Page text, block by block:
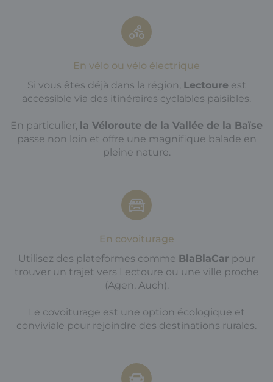
En vélo ou vélo électrique
Si vous êtes déjà dans la région, Lectoureest
accessible via des itinéraires cyclables paisibles.
En particulier, la Véloroute de la Vallée de la Baïse
passe non loin et offre une magnifique balade en
pleine nature.
En covoiturage
Utilisez des plateformes comme BlaBlaCar pour
trouver un trajet vers Lectoure ou une ville proche
(Agen, Auch).
Le covoiturage est une option écologique et
conviviale pour rejoindre des destinations rurales.